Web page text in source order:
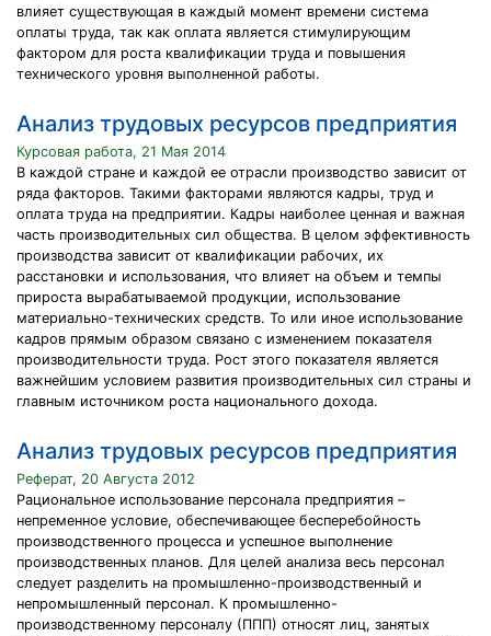
влияет существующая в каждый момент времени система
оплаты труда, так как оплата является стимулирующим
фактором для роста квалификации труда и повышения
технического уровня выполненной работы.
Анализ трудовых ресурсов предприятия
Курсовая работа, 21 Мая 2014
В каждой стране и каждой ее отрасли производство зависит от
ряда факторов. Такими факторами являются кадры, труд и
оплата труда на предприятии. Кадры наиболее ценная и важная
часть производительных сил общества. В целом эффективность
производства зависит от квалификации рабочих, их
расстановки и использования, что влияет на объем и темпы
прироста вырабатываемой продукции, использование
материально-технических средств. То или иное использование
кадров прямым образом связано с изменением показателя
производительности труда. Рост этого показателя является
важнейшим условием развития производительных сил страны и
главным источником роста национального дохода.
Анализ трудовых ресурсов предприятия
Реферат, 20 Августа 2012
Рациональное использование персонала предприятия –
непременное условие, обеспечивающее бесперебойность
производственного процесса и успешное выполнение
производственных планов. Для целей анализа весь персонал
следует разделить на промышленно-производственный и
непромышленный персонал. К промышленно-
производственному персоналу (ППП) относят лиц, занятых